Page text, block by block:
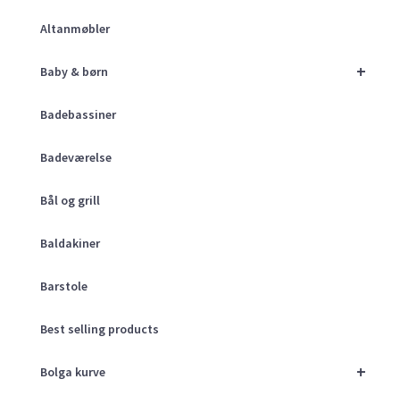
Altanmøbler
+
Baby & børn
Badebassiner
Badeværelse
Bål og grill
Baldakiner
Barstole
Best selling products
+
Bolga kurve